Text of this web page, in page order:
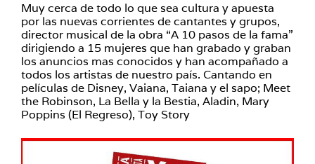
Muy cerca de todo lo que sea cultura y apuesta
por las nuevas corrientes de cantantes y grupos,
director musical de la obra “A 10 pasos de la fama”
dirigiendo a 15 mujeres que han grabado y graban
los anuncios mas conocidos y han acompañado a
todos los artistas de nuestro país. Cantando en
películas de Disney, Vaiana, Taiana y el sapo; Meet
the Robinson, La Bella y la Bestia, Aladin, Mary
Poppins (El Regreso), Toy Story